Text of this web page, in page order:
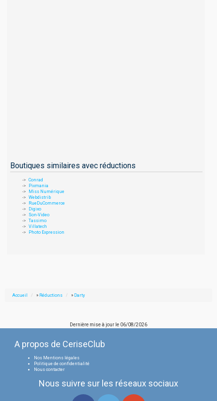
Boutiques similaires avec réductions
Conrad
Pixmania
Miss Numérique
Webdistrib
RueDuCommerce
Digixo
Son-Video
Tassimo
Villatech
Photo Expression
Accueil » Réductions » Darty
Dernière mise à jour le 06/08/2026
A propos de CeriseClub
Nos Mentions légales
Politique de confidentialité
Nous contacter
Nous suivre sur les réseaux sociaux